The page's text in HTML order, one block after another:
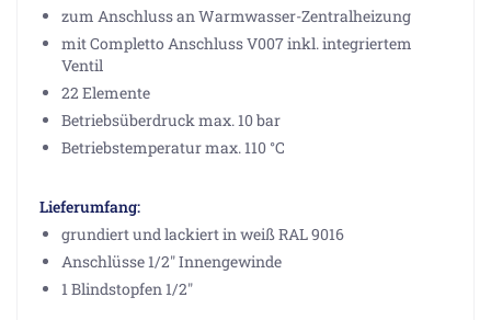
zum Anschluss an Warmwasser-Zentralheizung
mit Completto Anschluss V007 inkl. integriertem
Ventil
22 Elemente
Betriebsüberdruck max. 10 bar
Betriebstemperatur max. 110 °C
Lieferumfang:
grundiert und lackiert in weiß RAL 9016
Anschlüsse 1/2" Innengewinde
1 Blindstopfen 1/2"